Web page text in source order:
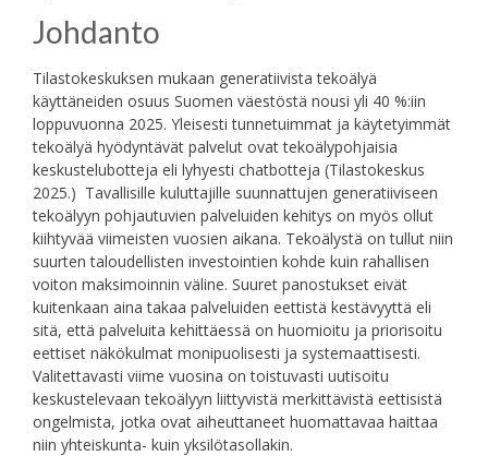
Johdanto
Tilastokeskuksen mukaan generatiivista tekoälyä
käyttäneiden osuus Suomen väestöstä nousi yli 40 %:iin
loppuvuonna 2025. Yleisesti tunnetuimmat ja käytetyimmät
tekoälyä hyödyntävät palvelut ovat tekoälypohjaisia
keskustelubotteja eli lyhyesti chatbotteja (Tilastokeskus
2025.) Tavallisille kuluttajille suunnattujen generatiiviseen
tekoälyyn pohjautuvien palveluiden kehitys on myös ollut
kiihtyvää viimeisten vuosien aikana. Tekoälystä on tullut niin
suurten taloudellisten investointien kohde kuin rahallisen
voiton maksimoinnin väline. Suuret panostukset eivät
kuitenkaan aina takaa palveluiden eettistä kestävyyttä eli
sitä, että palveluita kehittäessä on huomioitu ja priorisoitu
eettiset näkökulmat monipuolisesti ja systemaattisesti.
Valitettavasti viime vuosina on toistuvasti uutisoitu
keskustelevaan tekoälyyn liittyvistä merkittävistä eettisistä
ongelmista, jotka ovat aiheuttaneet huomattavaa haittaa
niin yhteiskunta- kuin yksilötasollakin.